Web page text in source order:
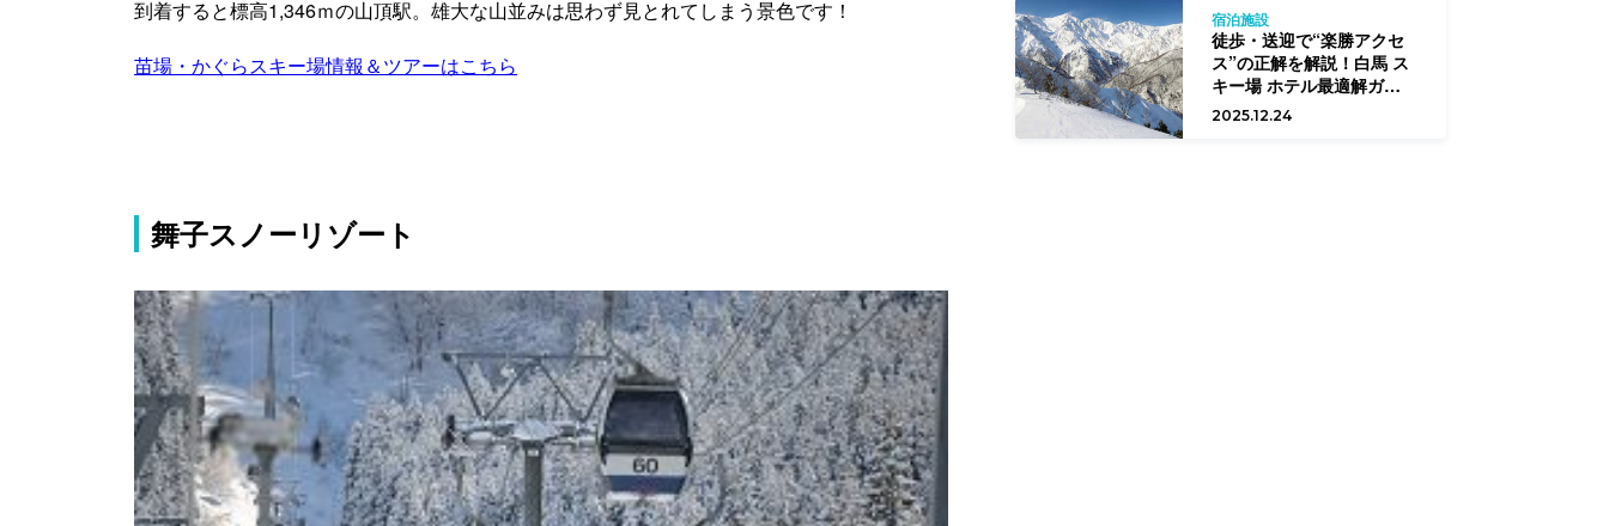
到着すると標高1,346ｍの山頂駅。雄大な山並みは思わず見とれてしまう景色です！
苗場・かぐらスキー場情報＆ツアーはこちら
舞子スノーリゾート
宿泊施設
徒歩・送迎で“楽勝アクセ
ス”の正解を解説！白馬 ス
キー場 ホテル最適解ガイド
【初中級向け】
2025.12.24